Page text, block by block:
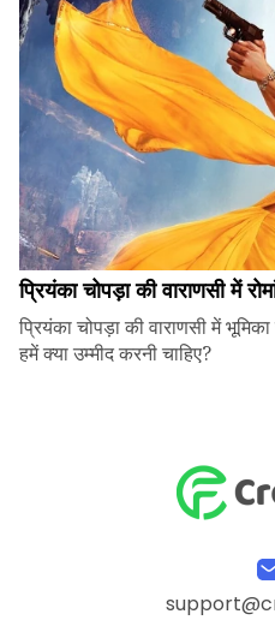
प्रियंका चोपड़ा की वाराणसी में
प्रियंका चोपड़ा की वाराणसी में
हमें क्या उम्मीद करनी चाहिए?